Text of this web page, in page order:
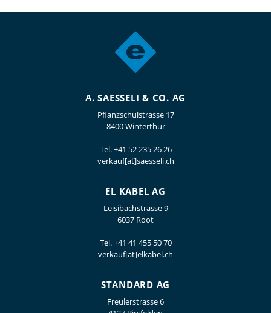
A. SAESSELI & CO. AG
Pflanzschulstrasse 17
8400 Winterthur
Tel.+41 52 235 26 26
verkauf[at]saesseli.ch
EL KABEL AG
Leisibachstrasse 9
6037 Root
Tel.+41 41 455 50 70
verkauf[at]elkabel.ch
STANDARD AG
Freulerstrasse 6